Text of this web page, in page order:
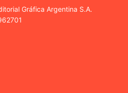
Gráfica Argentina S.A.